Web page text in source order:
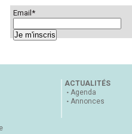
Email*
ACTUALITÉS
Agenda
Annonces